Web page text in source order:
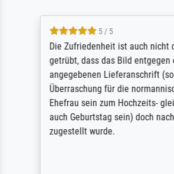
5 / 5
Die Zufriedenheit ist auch nicht
getrübt, dass das Bild entgegen
angegebenen Lieferanschrift
Überraschung für die
Ehefrau sein zum Hochzeits-
auch Geburtstag sein) doch
zugestellt wurde.